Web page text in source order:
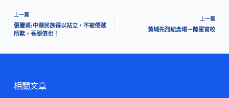
上一篇
張靈甫:中華民族得以站立，不被倭賊
所欺，吾腿值也！
上一篇
黃埔先烈紀念塔－陸軍官校
相關文章